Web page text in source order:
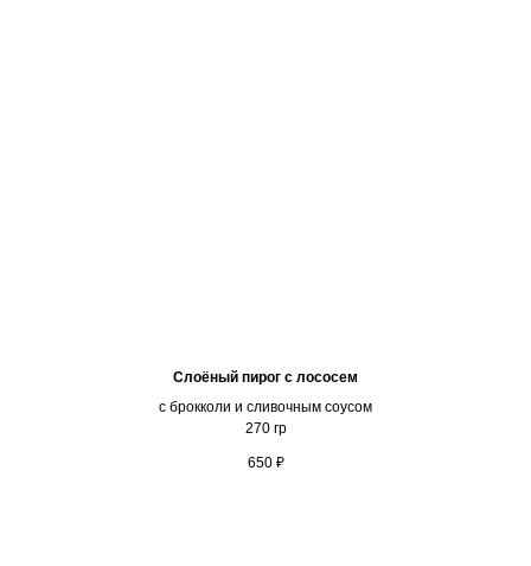
Слоёный пирог с лососем
с брокколи и сливочным соусом
270 гр
650 ₽